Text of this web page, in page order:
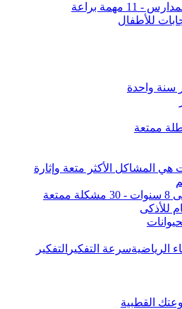
مهمة براعة
للأطفال
سنة واحدة
ممتعة
بعمر 5 سنوات هي المشاكل الأكثر متعة وإثارة
للأذكى
الرياضيةسرعة التفكير التفكير
القطبية